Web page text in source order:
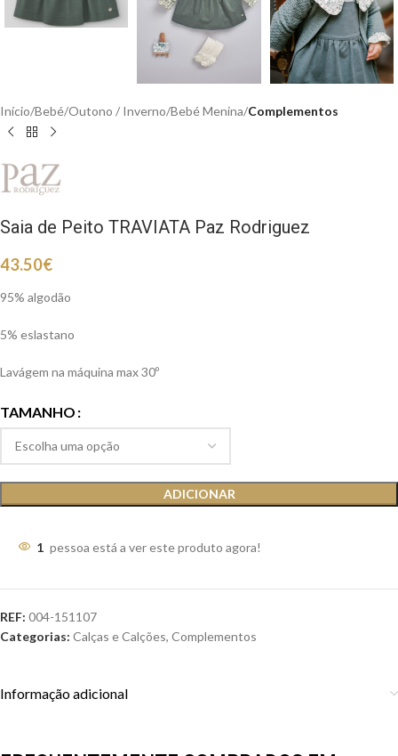
Início Bebé Outono / Inverno Bebé Menina Complementos
Saia de Peito TRAVIATA Paz Rodriguez
43.50€
95% algodão
5% eslastano
Lavágem na máquina max 30º
TAMANHO
ADICIONAR
1 pessoa está a ver este produto agora!
REF: 004-151107
Categorias: Calças e Calções, Complementos
Informação adicional